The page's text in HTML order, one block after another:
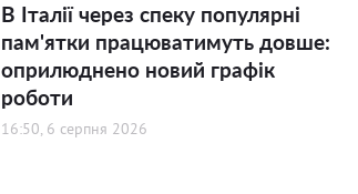
В Італії через спеку популярні
пам'ятки працюватимуть довше:
оприлюднено новий графік
роботи
16:50, 6 серпня 2026